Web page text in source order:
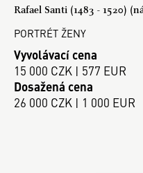
Rafael Santi (1483 - 1520)
PORTRÉT ŽENY
Vyvolávací cena
15 000 CZK | 577 EUR
Dosažená cena
26 000 CZK | 1 000 EUR